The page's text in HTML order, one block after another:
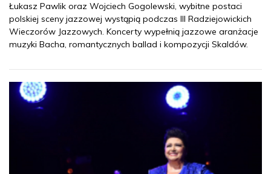
Łukasz Pawlik oraz Wojciech Gogolewski, wybitne postaci
polskiej sceny jazzowej wystąpią podczas III Radziejowickich
Wieczorów Jazzowych. Koncerty wypełnią jazzowe aranżacje
muzyki Bacha, romantycznych ballad i kompozycji Skaldów.